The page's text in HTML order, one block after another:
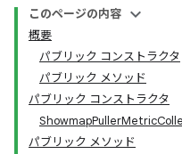
このページの内容
概要
パブリック コンストラクタ
パブリック メソッド
パブリック コンストラクタ
パブリック メソッド